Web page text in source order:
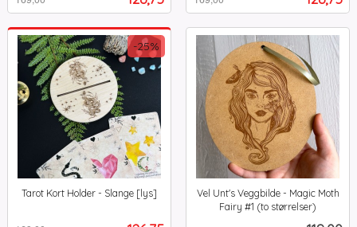
mva.
Tarot Kort Holder - Slange [lys]
-25%
Vel Unt's Veggbilde - Magic Moth
Fairy #1 (to størrelser)